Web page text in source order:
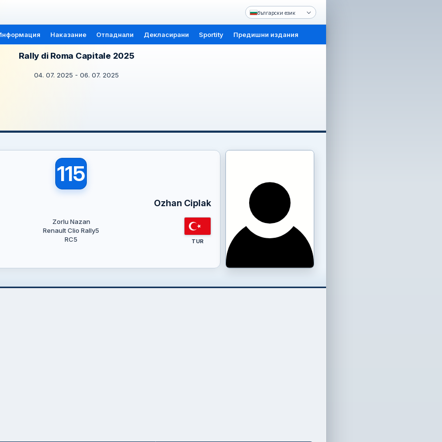
български език
Наказание Отпаднали Декласирани Sportity Предишни издания
Rally di Roma Capitale 2025
04. 07. 2025 - 06. 07. 2025
115
Ozhan Ciplak
Zorlu Nazan
Renault Clio Rally5
RC5
TUR